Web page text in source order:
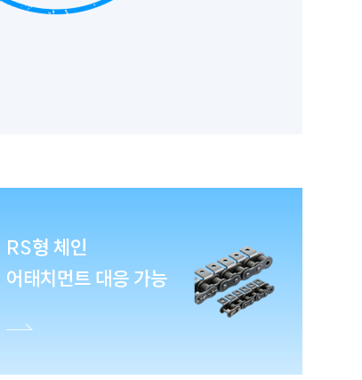
RS형 체인
어태치먼트 대응 가능